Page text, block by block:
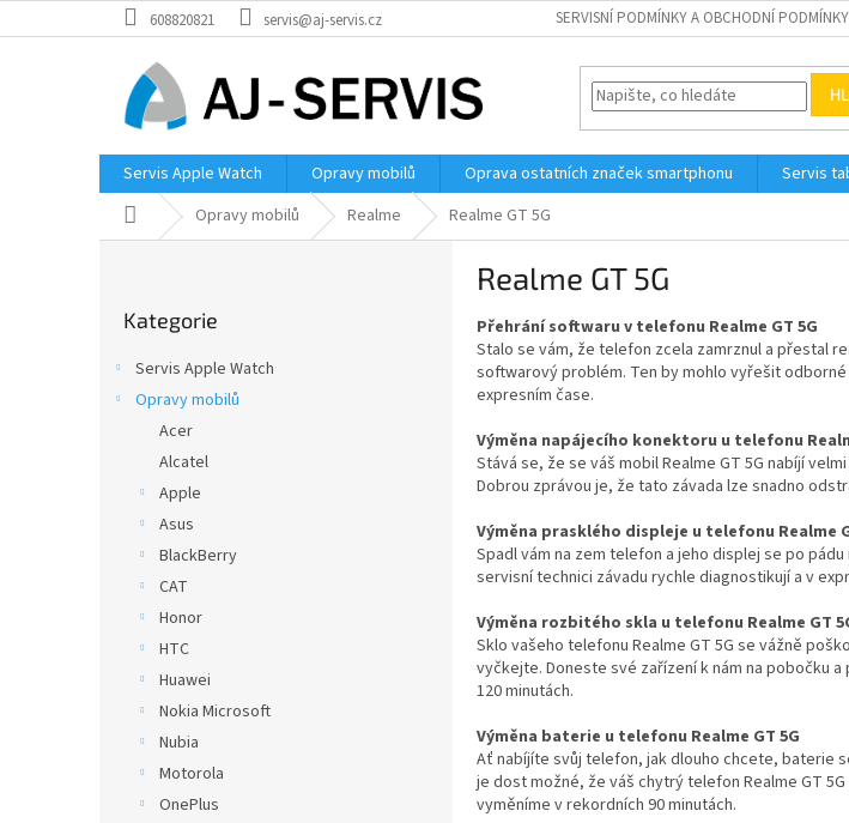
na
608820821 servis@aj-servis.cz SERVISNÍ PODMÍNKY A OBCHODNÍ PODMÍNKY
Servis Apple Watch Opravy mobilů Oprava ostatních značek smartphonu Servis
Domů Opravy mobilů Realme Realme GT 5G
kategorie
Kategorie
Servis Apple Watch
Opravy mobilů
Acer
Alcatel
Apple
Asus
BlackBerry
CAT
Honor
HTC
Huawei
Nokia Microsoft
Nubia
Motorola
OnePlus
Realme GT 5G
Přehrání softwaru v telefonu Realme GT 5G
Stalo se vám, že telefon zcela zamrznul a přestal
softwarový problém. Ten by mohlo vyřešit
expresním čase.
Výměna napájecího konektoru u telefonu
Stává se, že se váš mobil Realme GT 5G nabíjí
Dobrou zprávou je, že tato závada lze snadno
Výměna prasklého displeje u telefonu Realme
Spadl vám na zem telefon a jeho displej se po
servisní technici závadu rychle diagnostikují a v
Výměna rozbitého skla u telefonu Realme GT
Sklo vašeho telefonu Realme GT 5G se vážně
vyčkejte. Doneste své zařízení k nám na pobočku
120 minutách.
Výměna baterie u telefonu Realme GT 5G
Ať nabíjíte svůj telefon, jak dlouho chcete, baterie
je dost možné, že váš chytrý telefon Realme GT
vyměníme v rekordních 90 minutách.